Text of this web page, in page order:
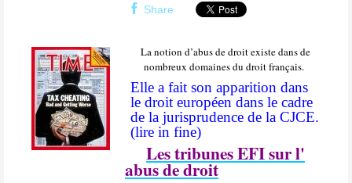
Share
La notion d’abus de droit existe dans de
nombreux domaines du droit français.
Elle a fait son apparition dans
le droit européen dans le cadre
de la jurisprudence de la CJCE.
(lire in fine)
Les tribunes EFI sur l'
abus de droit